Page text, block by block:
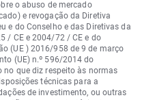
o abuso de mercado
e revogação da Diretiva
e do Conselho e das Diretivas da
/ CE e 2004/72 / CE e do
(UE ) 2016/958 de 9 de março
(UE) n.º 596/2014 do
no que diz respeito às normas
técnicas para a
de investimento, ou outras